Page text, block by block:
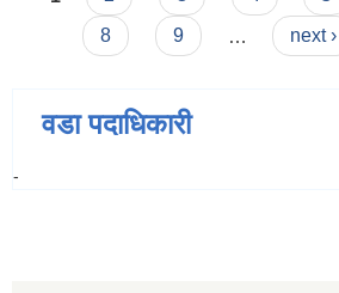
8
9 next ›
वडा पदाधिकारी
-